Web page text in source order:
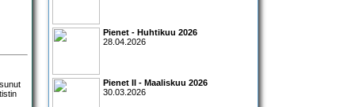
Pienet - Huhtikuu 2026
28.04.2026
Pienet II - Maaliskuu 2026
30.03.2026